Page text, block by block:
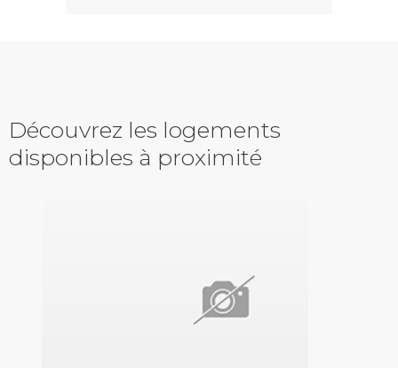
Découvrez les logements
disponibles à proximité